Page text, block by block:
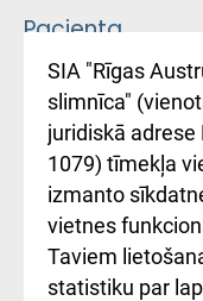
Pacienta
atsauksmju/
iesniegšanas
kārtība
Kā pie mums
Rēķinu
ceļvedis
SIA "Rīgas
slimnīca"
juridiskā adrese
1079) tīmekļa
izmanto
vietnes
Taviem
statistiku par